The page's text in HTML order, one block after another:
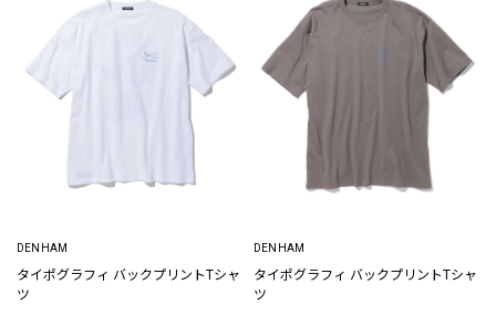
DENHAM
タイポグラフィ バックプリントTシャ
ツ
DENHAM
タイポグラフィ バックプリントTシャ
ツ